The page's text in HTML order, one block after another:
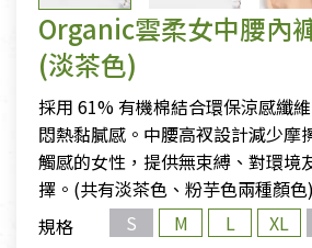
Organic雲柔女中腰內
(淡茶色)
採用 61% 有機棉結合環保涼感纖
悶熱黏膩感。中腰高衩設計減少摩
觸感的女性，提供無束縛、對環境
擇。(共有淡茶色、粉芋色兩種顏色)
規格
S M L XL